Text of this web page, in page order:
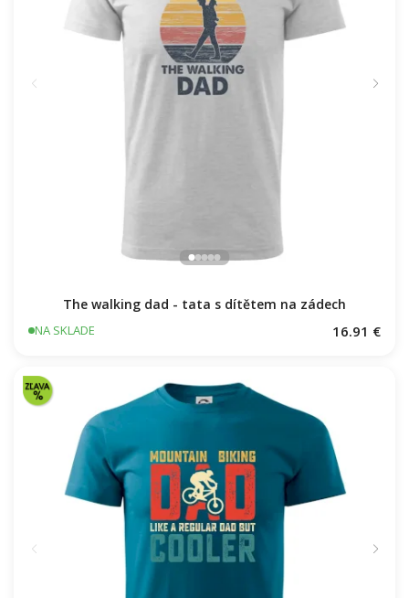
The walking dad - tata s dítětem na zádech
NA SKLADE 16.91 €